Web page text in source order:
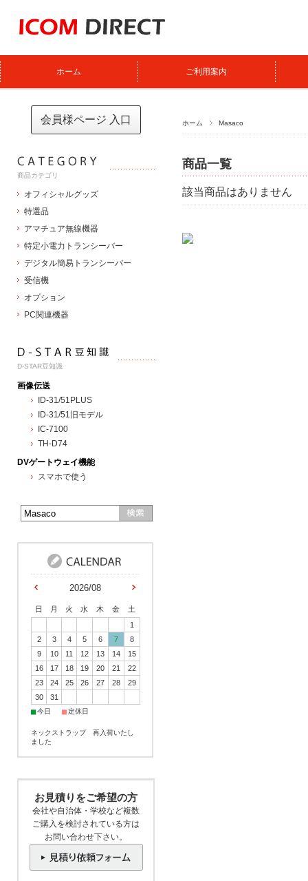
ホーム ご利用案内
ホーム Masaco
商品一覧
該当商品はありません
会員様ページ 入口
商品カテゴリ
オフィシャルグッズ
特選品
アマチュア無線機器
特定小電力トランシーバー
デジタル簡易トランシーバー
受信機
オプション
PC関連機器
D-STAR豆知識
画像伝送
ID-31/51PLUS
ID-31/51旧モデル
IC-7100
TH-D74
DVゲートウェイ機能
スマホで使う
2026/08
日 月 火 水 木 金
土
1
2
3 4 5 6 7
8
9
10 11 12 13 14
15
16
17 18 19 20 21
22
23
24 25 26 27 28
29
30
31
■今日 ■定休日
ネックストラップ 再入荷いたし
ました
お見積りをご希望の方
会社や自治体・学校など複数
ご購入を検討されている方は
お問い合わせ下さい。